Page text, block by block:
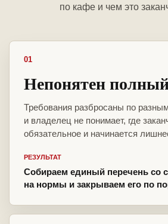
по кафе и чем это
01
Непонятен
Требования разбросаны по
и владелец не понимает, где
обязательное и начинается
РЕЗУЛЬТАТ
Собираем единый перечень со
на нормы и закрываем его по